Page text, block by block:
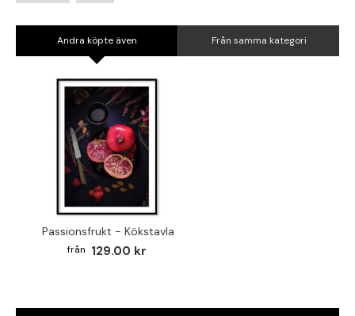
Andra köpte även Från samma kategori
Passionsfrukt - Kökstavla
129.00 kr